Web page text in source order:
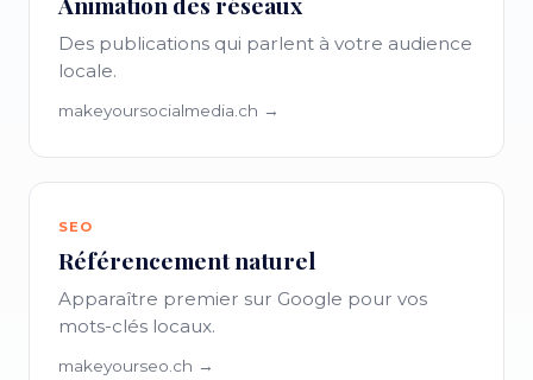
Des publications qui parlent à votre audience
locale.
makeyoursocialmedia.ch →
SEO
Référencement naturel
Apparaître premier sur Google pour vos
mots-clés locaux.
makeyourseo.ch →